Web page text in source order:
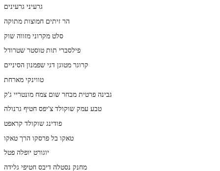
גרעיני גרעינים
הר זיתים חמוצות מתוקה
סלט מקרוני מזווה שוק
פילסברי תות טוסטר שטרודל
קרוגר מטוגן דגי שפמנון הסיניים
טווינקי מארחת
גבינה פרטית מבחר שום צמח מונטריי ג'ק
טבע עמק שוקולד צ'יפס חטיף גרנולה
פודינג שוקולד קראפט
טאקו בל פרסקו הרך טאקו
יוגורט יופלה פטל
מחנק נסטלה דיבס חטיפי גלידה